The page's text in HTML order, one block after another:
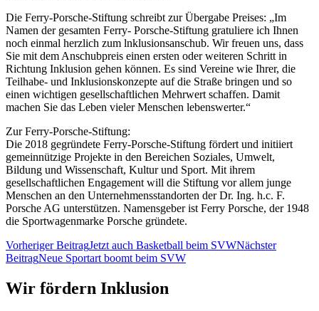
Die Ferry-Porsche-Stiftung schreibt zur Übergabe Preises: „Im
Namen der gesamten Ferry- Porsche-Stiftung gratuliere ich Ihnen
noch einmal herzlich zum lnklusionsanschub. Wir freuen uns, dass
Sie mit dem Anschubpreis einen ersten oder weiteren Schritt in
Richtung Inklusion gehen können. Es sind Vereine wie Ihrer, die
Teilhabe- und Inklusionskonzepte auf die Straße bringen und so
einen wichtigen gesellschaftlichen Mehrwert schaffen. Damit
machen Sie das Leben vieler Menschen lebenswerter.“
Zur Ferry-Porsche-Stiftung:
Die 2018 gegründete Ferry-Porsche-Stiftung fördert und initiiert
gemeinnützige Projekte in den Bereichen Soziales, Umwelt,
Bildung und Wissenschaft, Kultur und Sport. Mit ihrem
gesellschaftlichen Engagement will die Stiftung vor allem junge
Menschen an den Unternehmensstandorten der Dr. Ing. h.c. F.
Porsche AG unterstützen. Namensgeber ist Ferry Porsche, der 1948
die Sportwagenmarke Porsche gründete.
Beitragsnavigation
Vorheriger BeitragJetzt auch Basketball beim SVWNächster
BeitragNeue Sportart boomt beim SVW
Wir fördern Inklusion